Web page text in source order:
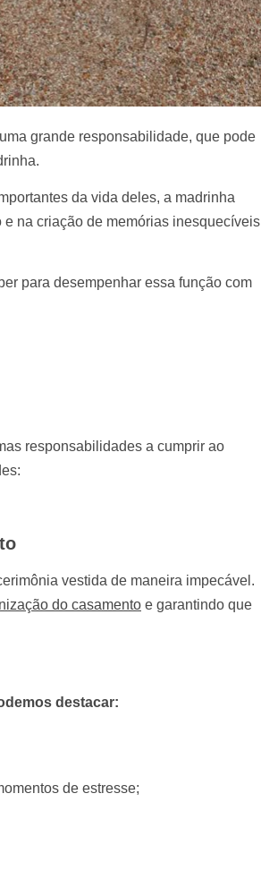
grande responsabilidade, que pode
da vida deles, a madrinha
na criação de memórias inesquecíveis
para desempenhar essa função com
responsabilidades a cumprir ao
vestida de maneira impecável.
do casamento e garantindo que
destacar:
de estresse;